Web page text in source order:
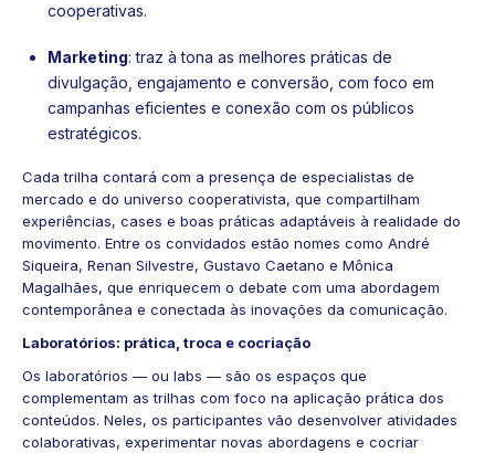
cooperativas.
Marketing: traz à tona as melhores práticas de
divulgação, engajamento e conversão, com foco em
campanhas eficientes e conexão com os públicos
estratégicos.
Cada trilha contará com a presença de especialistas de
mercado e do universo cooperativista, que compartilham
experiências, cases e boas práticas adaptáveis à realidade do
movimento. Entre os convidados estão nomes como André
Siqueira, Renan Silvestre, Gustavo Caetano e Mônica
Magalhães, que enriquecem o debate com uma abordagem
contemporânea e conectada às inovações da comunicação.
Laboratórios: prática, troca e cocriação
Os laboratórios — ou labs — são os espaços que
complementam as trilhas com foco na aplicação prática dos
conteúdos. Neles, os participantes vão desenvolver atividades
colaborativas, experimentar novas abordagens e cocriar